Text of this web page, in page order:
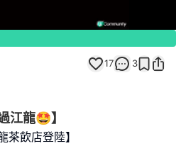
100.00%
17 3
江龍🤩】
茶飲店登陸】